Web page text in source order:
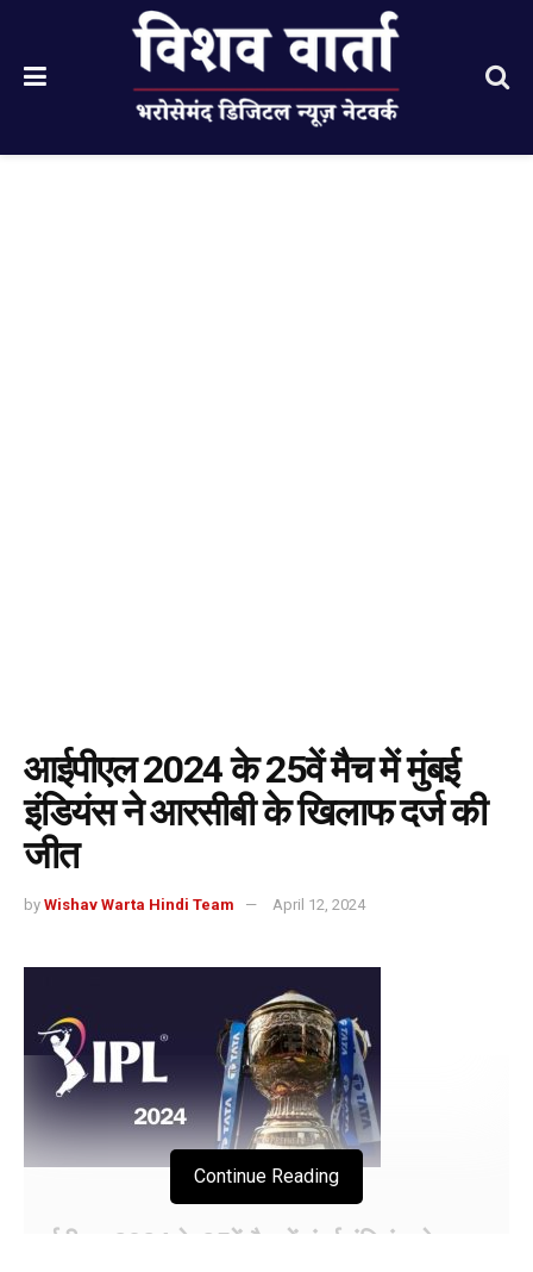
आईपीएल 2024 के 25वें मैच में मुंबई
इंडियंस ने आरसीबी के खिलाफ दर्ज की
जीत
by Wishav Warta Hindi Team April 12, 2024
आईपीएल 2024 के 25वें मैच में मुंबई इंडियंस ने
Continue Reading